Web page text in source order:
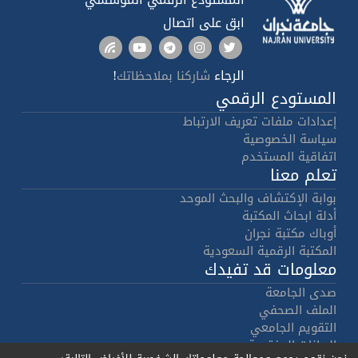
ابق على اتصال
الرجاء شاركنا بملاحظاتك!
المستودع الرقمي
إعدادات ملفات تعريف الارتباط
سياسة الخصوصية
اتفاقية المستخدم
تعلم معنا
بوابة الإكتشاف والبحث الموحد
أدلة ابحاث المكتبة
أوباك مكتبة نجران
المكتبة الرقمية السعودية
معلومات قد تفيدك
صدى الجامعة
الملف الصحفي
التقويم الجامعي
البيانات المفتوحة